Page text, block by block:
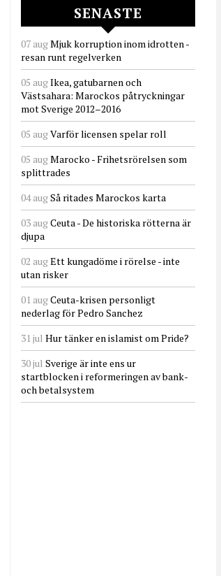
SENASTE
07 augMjuk korruption inom idrotten -
resan runt regelverken
05 augIkea, gatubarnen och
Västsahara: Marockos påtryckningar
mot Sverige 2012–2016
05 augVarför licensen spelar roll
05 augMarocko - Frihetsrörelsen som
splittrades
04 augSå ritades Marockos karta
03 augCeuta - De historiska rötterna är
djupa
02 augEtt kungadöme i rörelse - inte
utan risker
01 augCeuta-krisen personligt
nederlag för Pedro Sanchez
31 jul Hur tänker en islamist om Pride?
30 jul Sverige är inte ens ur
startblocken i reformeringen av bank-
och betalsystem